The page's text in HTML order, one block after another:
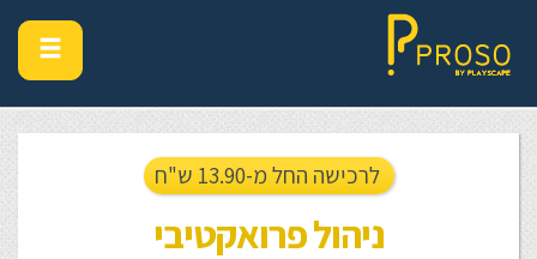
לרכישה החל מ-13.90 ש"ח
ניהול פרואקטיבי